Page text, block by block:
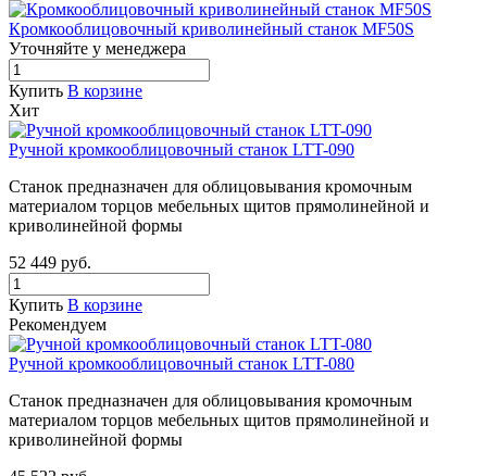
Кромкооблицовочный криволинейный станок MF50S
Уточняйте у менеджера
Купить В корзине
Хит
Ручной кромкооблицовочный станок LTT-090
Станок предназначен для облицовывания кромочным
материалом торцов мебельных щитов прямолинейной и
криволинейной формы
52 449 руб.
Купить В корзине
Рекомендуем
Ручной кромкооблицовочный станок LTT-080
Станок предназначен для облицовывания кромочным
материалом торцов мебельных щитов прямолинейной и
криволинейной формы